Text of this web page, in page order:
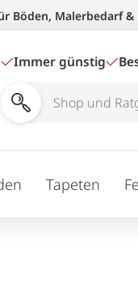
Böden, Malerbedarf &
Immer günstig
Shop
durchsuchen
Tapeten